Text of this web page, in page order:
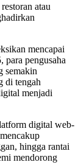
atau
mencapai
pengusaha
semakin
di tengah
menjadi
digital web-
hingga rantai
mendorong